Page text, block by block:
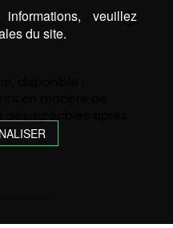
veuillez
du site.